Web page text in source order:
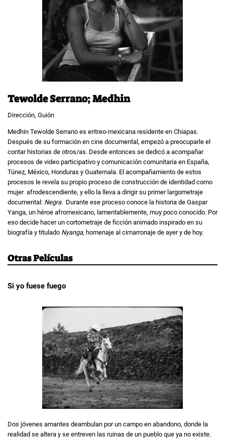
Tewolde Serrano; Medhin
Dirección, Guión
Medhin Tewolde Serrano es eritreo-mexicana residente en Chiapas.
Después de su formación en cine documental, empezó a preocuparle el
contar historias de otros/as. Desde entonces se dedicó a acompañar
procesos de video participativo y comunicación comunitaria en España,
Túnez, México, Honduras y Guatemala. El acompañamiento de estos
procesos le revela su propio proceso de construcción de identidad como
mujer afrodescendiente, y ello la lleva a dirigir su primer largometraje
documental: Negra. Durante ese proceso conoce la historia de Gaspar
Yanga, un héroe afromexicano, lamentablemente, muy poco conocido. Por
eso decide hacer un cortometraje de ficción animado inspirado en su
biografía y titulado Nyanga, homenaje al cimarronaje de ayer y de hoy.
Otras Películas
Si yo fuese fuego
Dos jóvenes amantes deambulan por un campo en abandono, donde la
realidad se altera y se entreven las ruinas de un pueblo que ya no existe.